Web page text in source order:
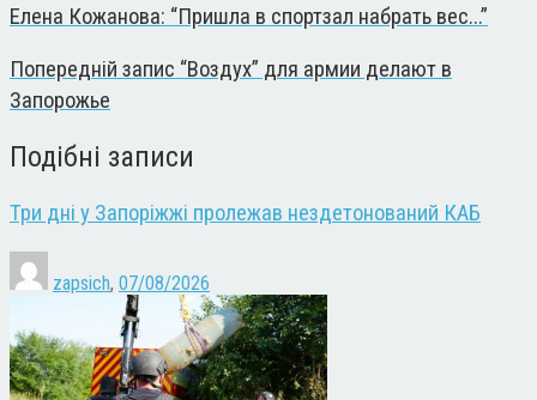
Елена Кожанова: “Пришла в спортзал набрать вес...”
Попередній запис “Воздух” для армии делают в
Запорожье
Подібні записи
Три дні у Запоріжжі пролежав нездетонований КАБ
zapsich, 07/08/2026